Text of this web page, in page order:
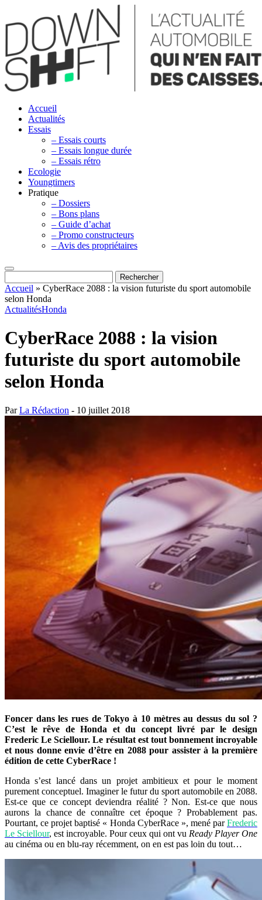
Accueil
Actualités
Essais
– Essais courts
– Essais longue durée
– Essais rétro
Ecologie
Youngtimers
Pratique
– Dossiers
– Bons plans
– Guide d’achat
– Promo constructeurs
– Avis des propriétaires
Accueil » CyberRace 2088 : la vision futuriste du sport automobile
selon Honda
ActualitésHonda
CyberRace 2088 : la vision
futuriste du sport automobile
selon Honda
ParLa Rédaction - 10 juillet 2018
Foncer dans les rues de Tokyo à 10 mètres au dessus du sol ?
C’est le rêve de Honda et du concept livré par le design
Frederic Le Sciellour. Le résultat est tout bonnement incroyable
et nous donne envie d’être en 2088 pour assister à la première
édition de cette CyberRace !
Honda s’est lancé dans un projet ambitieux et pour le moment
purement conceptuel. Imaginer le futur du sport automobile en 2088.
Est-ce que ce concept deviendra réalité ? Non. Est-ce que nous
aurons la chance de connaître cet époque ? Probablement pas.
Pourtant, ce projet baptisé « Honda CyberRace », mené parFrederic
Le Sciellour, est incroyable. Pour ceux qui ont vu Ready Player One
au cinéma ou en blu-ray récemment, on en est pas loin du tout…